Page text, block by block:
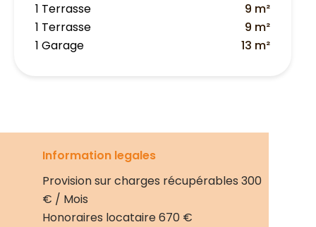
1 Terrasse
9 m²
1 Terrasse
9 m²
1 Garage
13 m²
Information legales
Provision sur charges récupérables 300
€ / Mois
Honoraires locataire670 €